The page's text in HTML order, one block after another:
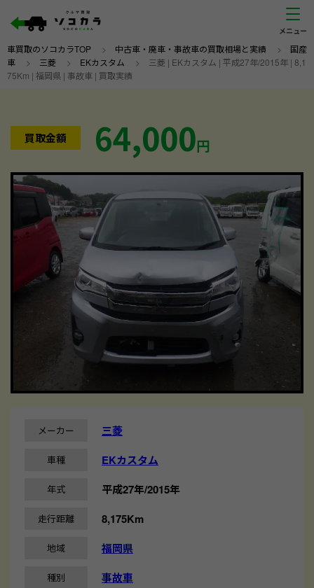
車買取のソコカラTOP > 中古車・廃車・事故車の買取相場と実績 > 国産
車 > 三菱 > EKカスタム > 三菱 | EKカスタム | 平成27年/2015年 | 8,1
75Km | 福岡県 | 事故車 | 買取実績
買取金額 64,000円
メーカー 三菱
車種 EKカスタム
年式 平成27年/2015年
走行距離 8,175Km
地域 福岡県
種別 事故車